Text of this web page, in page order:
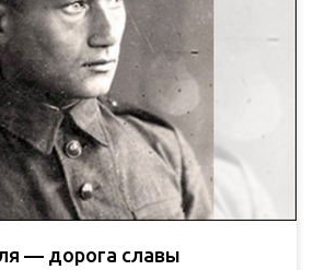
— дорога славы